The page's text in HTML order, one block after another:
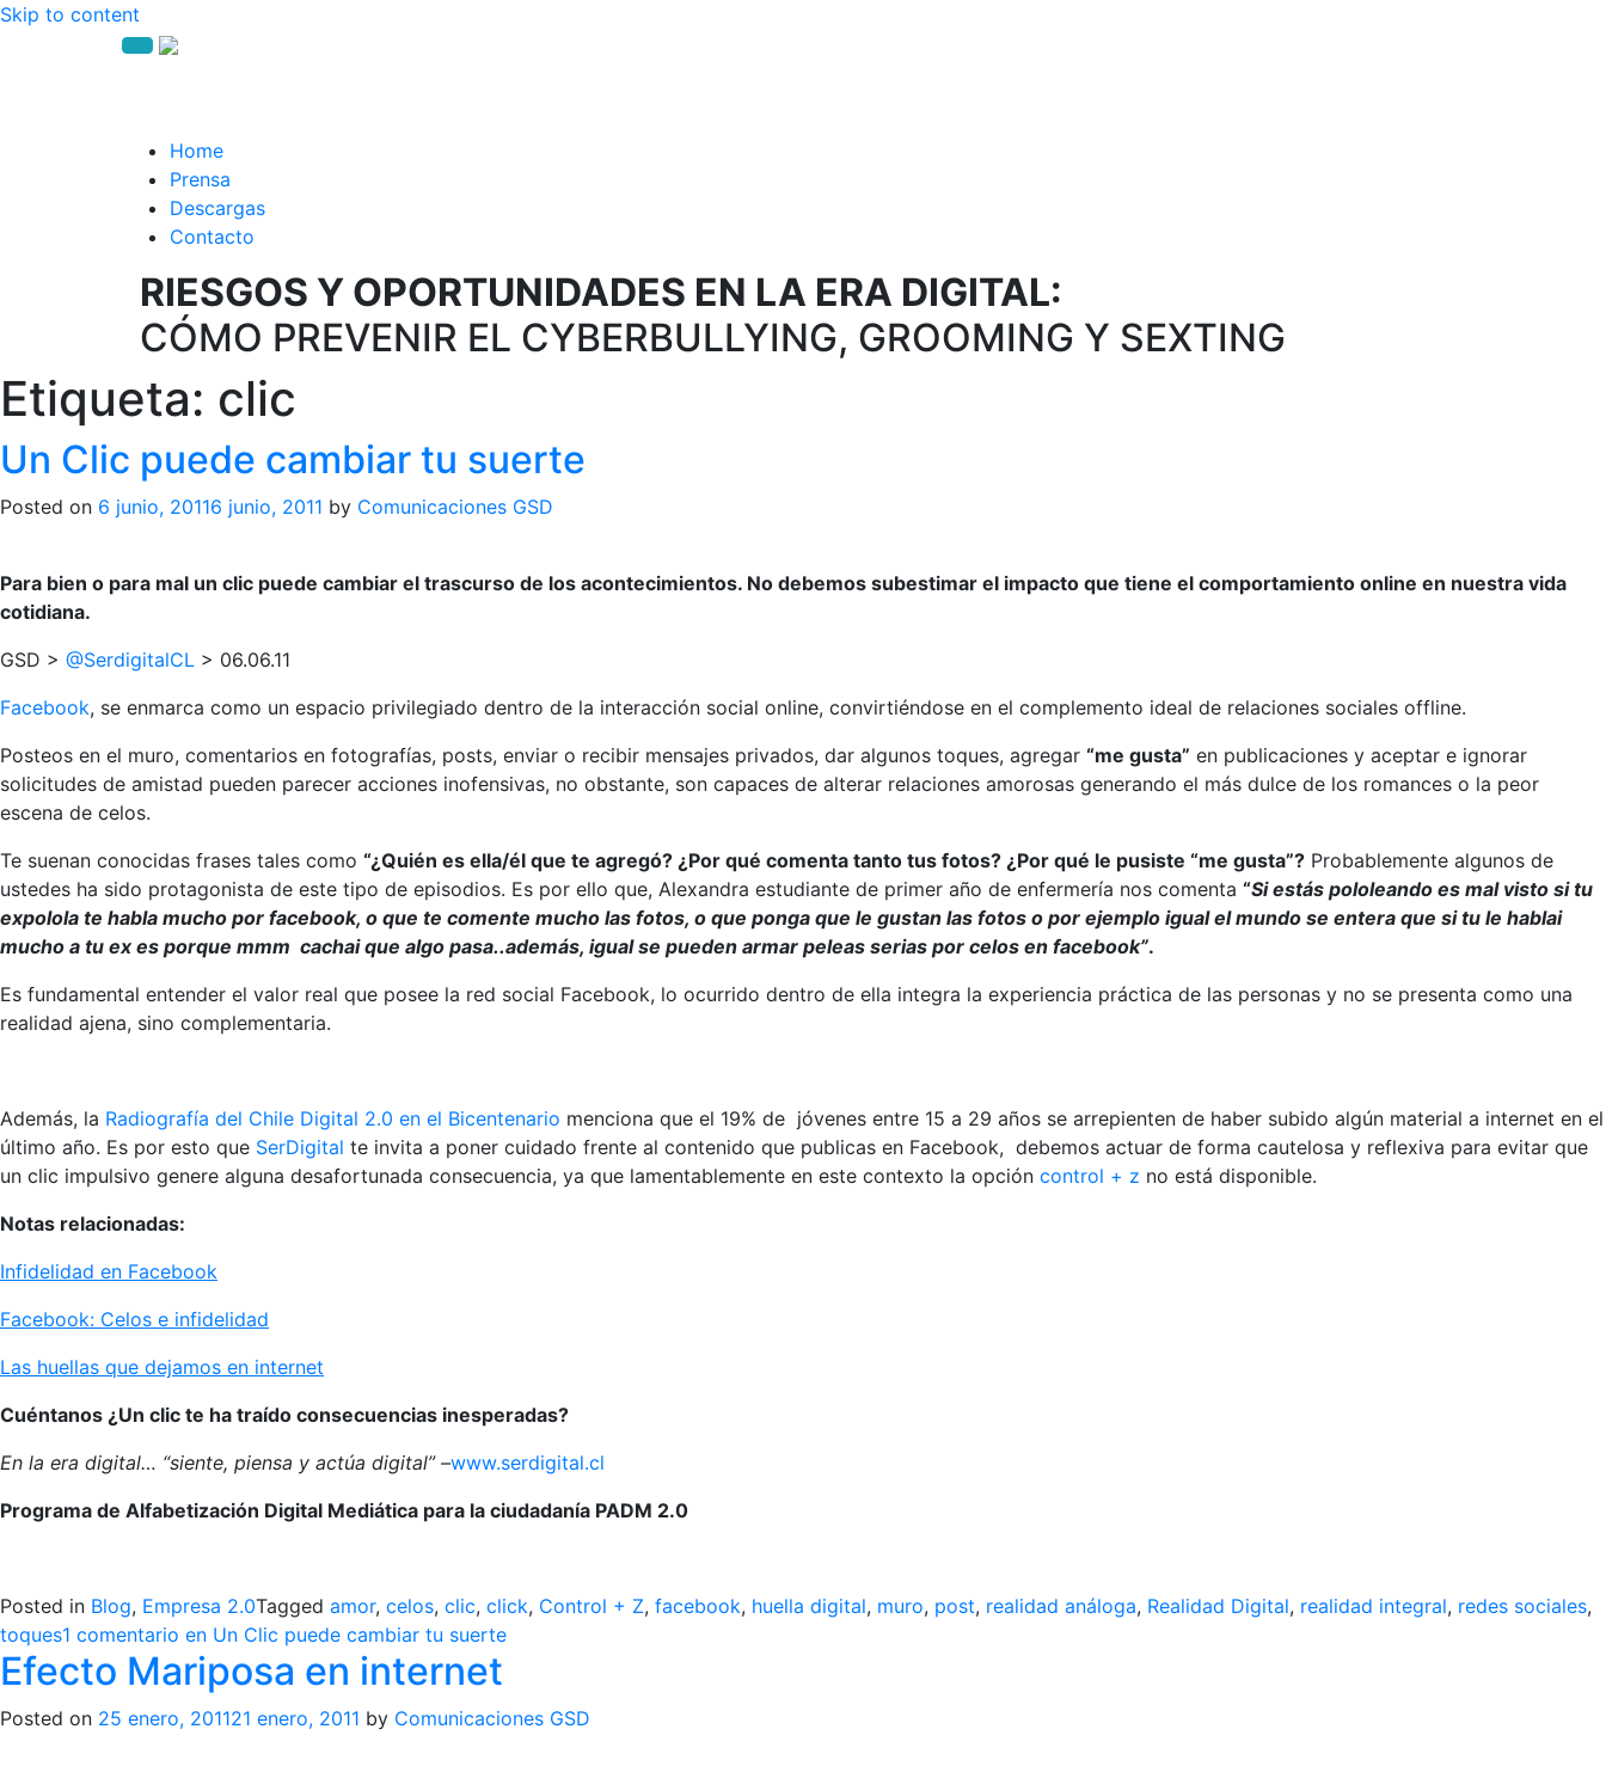
Skip to content
Home
Prensa
Descargas
Contacto
RIESGOS Y OPORTUNIDADES EN LA ERA DIGITAL:
CÓMO PREVENIR EL CYBERBULLYING, GROOMING Y SEXTING
Etiqueta: clic
Un Clic puede cambiar tu suerte
Posted on 6 junio, 20116 junio, 2011 by Comunicaciones GSD
Para bien o para mal un clic puede cambiar el trascurso de los acontecimientos. No debemos subestimar el impacto que tiene el comportamiento online en nuestra vida
cotidiana.
GSD > @SerdigitalCL > 06.06.11
Facebook, se enmarca como un espacio privilegiado dentro de la interacción social online, convirtiéndose en el complemento ideal de relaciones sociales offline.
Posteos en el muro, comentarios en fotografías, posts, enviar o recibir mensajes privados, dar algunos toques, agregar “me gusta” en publicaciones y aceptar e ignorar
solicitudes de amistad pueden parecer acciones inofensivas, no obstante, son capaces de alterar relaciones amorosas generando el más dulce de los romances o la peor
escena de celos.
Te suenan conocidas frases tales como “¿Quién es ella/él que te agregó? ¿Por qué comenta tanto tus fotos? ¿Por qué le pusiste “me gusta”? Probablemente algunos de
ustedes ha sido protagonista de este tipo de episodios. Es por ello que, Alexandra estudiante de primer año de enfermería nos comenta “Si estás pololeando es mal visto si tu
expolola te habla mucho por facebook, o que te comente mucho las fotos, o que ponga que le gustan las fotos o por ejemplo igual el mundo se entera que si tu le hablai
mucho a tu ex es porque mmm cachai que algo pasa..además, igual se pueden armar peleas serias por celos en facebook”.
Es fundamental entender el valor real que posee la red social Facebook, lo ocurrido dentro de ella integra la experiencia práctica de las personas y no se presenta como una
realidad ajena, sino complementaria.
Además, la Radiografía del Chile Digital 2.0 en el Bicentenario menciona que el 19% de jóvenes entre 15 a 29 años se arrepienten de haber subido algún material a internet en el
último año. Es por esto que SerDigital te invita a poner cuidado frente al contenido que publicas en Facebook, debemos actuar de forma cautelosa y reflexiva para evitar que
un clic impulsivo genere alguna desafortunada consecuencia, ya que lamentablemente en este contexto la opción control + z no está disponible.
Notas relacionadas:
Infidelidad en Facebook
Facebook: Celos e infidelidad
Las huellas que dejamos en internet
Cuéntanos ¿Un clic te ha traído consecuencias inesperadas?
En la era digital… “siente, piensa y actúa digital” –www.serdigital.cl
Programa de Alfabetización Digital Mediática para la ciudadanía PADM 2.0
Posted in Blog, Empresa 2.0Tagged amor, celos, clic, click, Control + Z, facebook, huella digital, muro, post, realidad análoga, Realidad Digital, realidad integral, redes sociales,
toques1 comentario en Un Clic puede cambiar tu suerte
Efecto Mariposa en internet
Posted on 25 enero, 201121 enero, 2011 by Comunicaciones GSD